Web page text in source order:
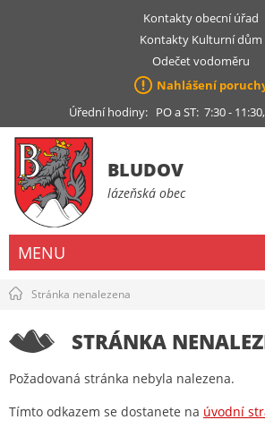
Kontakty obecní úřad
Kontakty Kulturní dům
Odečet vodoměru
Nahlášení
Úřední hodiny: PO a ST: 7:30 -
BLUDOV
lázeňská obec
MENU
Stránka nenalezena
STRÁNKA
Požadovaná stránka nebyla nalezena.
Tímto odkazem se dostanete na úvodní